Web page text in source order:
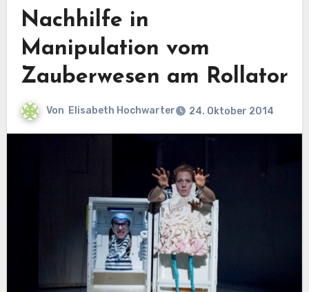
Nachhilfe in
Manipulation vom
Zauberwesen am Rollator
Von Elisabeth Hochwarter 24. Oktober 2014